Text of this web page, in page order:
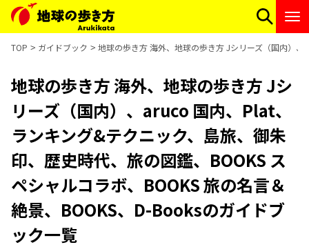
TOP ガイドブック 地球の歩き方 海外、地球の歩き方 Jシリーズ（国内）
地球の歩き方 海外、地球の歩き方 Jシ
リーズ（国内）、aruco 国内、Plat、
ランキング&テクニック、島旅、御朱
印、歴史時代、旅の図鑑、BOOKS ス
ペシャルコラボ、BOOKS 旅の名言＆
絶景、BOOKS、D-Booksのガイドブ
ック一覧